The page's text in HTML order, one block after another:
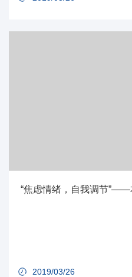
“焦虑情绪，自我调节
2019/03/26